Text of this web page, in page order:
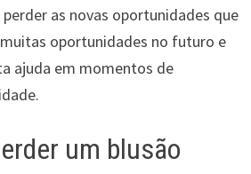
perder as novas oportunidades que
oportunidades no futuro e
ajuda em momentos de
um blusão